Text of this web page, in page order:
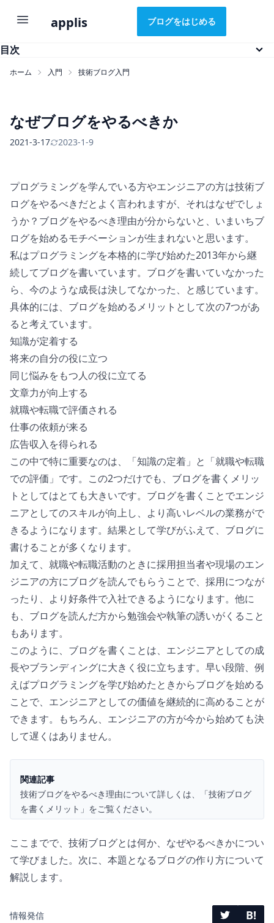
applis ブログをはじめる
目次
はじめに
なぜブログをやるべきか
ブログの作り方
どこでブログを作るか
1. ウェブサーバー
2. WordPressのインストール
3. テーマ
4. 独自ドメイン
番外編：ブログサービス
記事の書き方
どのように記事を書くか
どんな記事を書くか
いつ記事を書くか
アクセス数と収入
記事を読んでもらうには
収入を得るには
どのようにアフィリエイト記事を書くか
おわりに
ホーム 入門 技術ブログ入門
なぜブログをやるべきか
2021-3-17 2023-1-9
プログラミングを学んでいる方やエンジニアの方は技術ブ
ログをやるべきだとよく言われますが、それはなぜでしょ
うか？ブログをやるべき理由が分からないと、いまいちブ
ログを始めるモチベーションが生まれないと思います。
私はプログラミングを本格的に学び始めた2013年から継
続してブログを書いています。ブログを書いていなかった
ら、今のような成長は決してなかった、と感じています。
具体的には、ブログを始めるメリットとして次の7つがあ
ると考えています。
知識が定着する
将来の自分の役に立つ
同じ悩みをもつ人の役に立てる
文章力が向上する
就職や転職で評価される
仕事の依頼が来る
広告収入を得られる
この中で特に重要なのは、「知識の定着」と「就職や転職
での評価」です。この2つだけでも、ブログを書くメリッ
トとしてはとても大きいです。ブログを書くことでエンジ
ニアとしてのスキルが向上し、より高いレベルの業務がで
きるようになります。結果として学びがふえて、ブログに
書けることが多くなります。
加えて、就職や転職活動のときに採用担当者や現場のエン
ジニアの方にブログを読んでもらうことで、採用につなが
ったり、より好条件で入社できるようになります。他に
も、ブログを読んだ方から勉強会や執筆の誘いがくること
もあります。
このように、ブログを書くことは、エンジニアとしての成
長やブランディングに大きく役に立ちます。早い段階、例
えばプログラミングを学び始めたときからブログを始める
ことで、エンジニアとしての価値を継続的に高めることが
できます。もちろん、エンジニアの方が今から始めても決
して遅くはありません。
関連記事
技術ブログをやるべき理由について詳しくは、「技術ブログ
を書くメリット 」をご覧ください。
ここまでで、技術ブログとは何か、なぜやるべきかについ
て学びました。次に、本題となるブログの作り方について
解説します。
情報発信 B!